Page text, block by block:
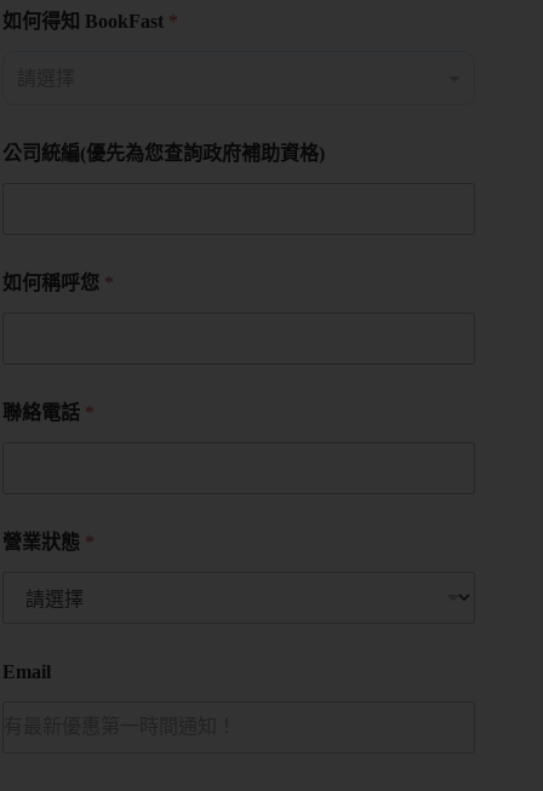
如何得知 BookFast *
公司統編(優先為您查詢政府補助資格)
如何稱呼您 *
聯絡電話 *
營業狀態 *
Email